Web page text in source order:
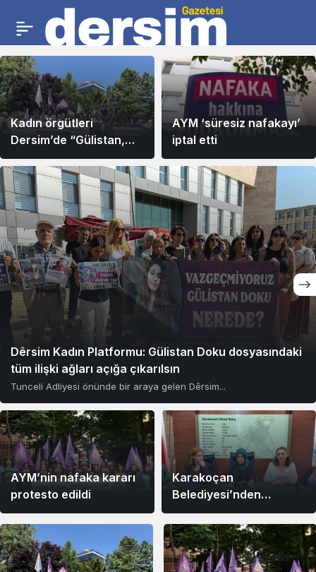
Dêrsim Kadın Platformu: Gülistan Doku dosyasındaki
tüm ilişki ağları açığa çıkarılsın
Tunceli Adliyesi önünde bir araya gelen Dêrsim...
Kadın örgütleri
Dersim’de “Gülistan,
Rojwelat ve Rojin
nerede?” diye sordu
AYM’nin nafaka kararı
protesto edildi
AYM ‘süresiz nafakayı’
iptal etti
Karakoçan
Belediyesi’nden
Şiddete Geçit Yok
Kararı